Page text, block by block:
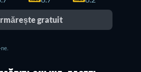
gratuit